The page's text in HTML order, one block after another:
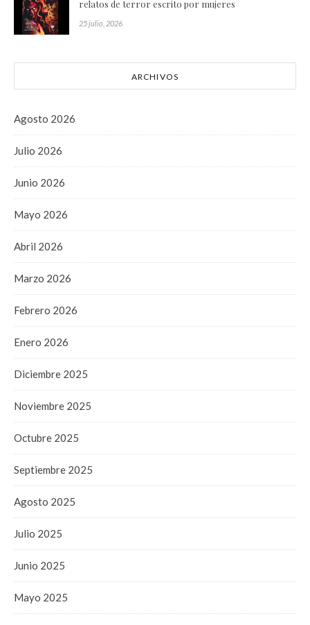
relatos de terror escrito por mujeres
25 julio, 2026
ARCHIVOS
Agosto 2026
Julio 2026
Junio 2026
Mayo 2026
Abril 2026
Marzo 2026
Febrero 2026
Enero 2026
Diciembre 2025
Noviembre 2025
Octubre 2025
Septiembre 2025
Agosto 2025
Julio 2025
Junio 2025
Mayo 2025